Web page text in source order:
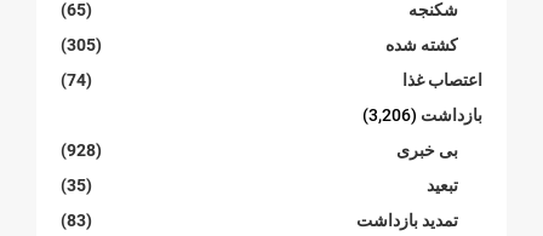
شکنجە
(65)
کشته شده
(305)
اعتصاب غذا
(74)
بازداشت (3,206)
بی خبری
(928)
تبعید
(35)
تمدید بازداشت
(83)